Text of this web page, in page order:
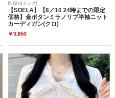
INGNI(イング)
【SOELA】【8／10 24時までの限定
価格】金ボタンミラノリブ半袖ニット
カーディガン(クロ)
￥3,850